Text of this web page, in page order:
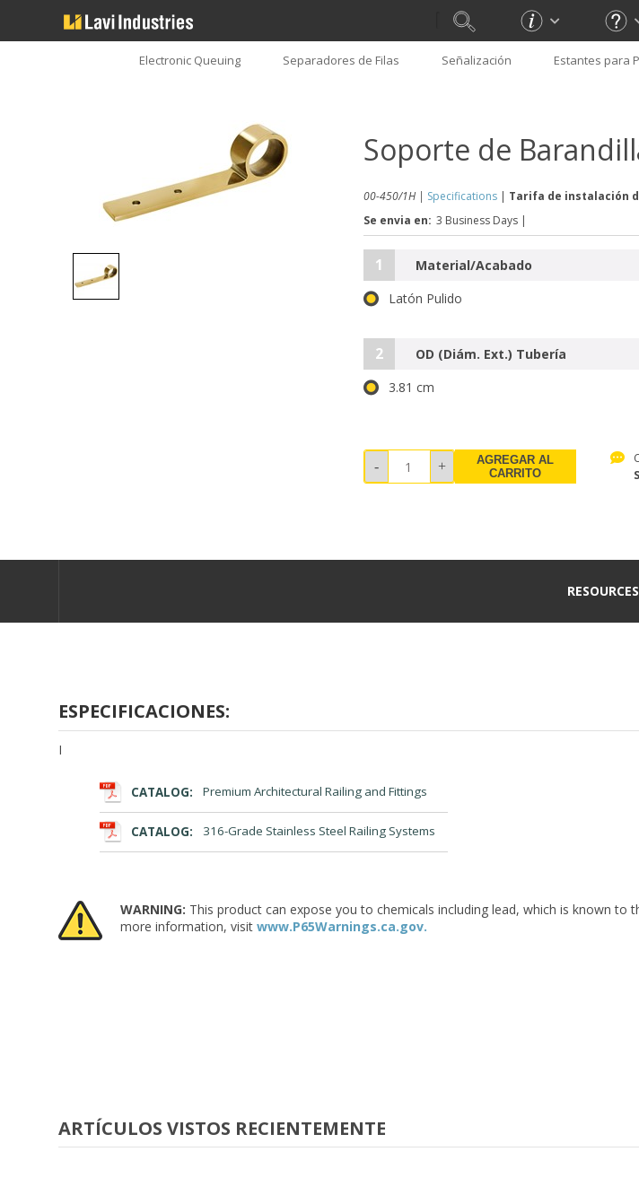
Electronic Queuing Separadores de Filas Señalización Estantes para
Soporte de
00-450/1H | Specifications | Tarifa de instalación
Se envia en: 3 Business Days |
1 Material/Acabado
Latón Pulido
2 OD (Diám. Ext.) Tubería
3.81 cm
AGREGAR AL
CARRITO
RESOURCES
ESPECIFICACIONES:
I
CATALOG: Premium Architectural Railing and Fittings
CATALOG: 316-Grade Stainless Steel Railing Systems
WARNING: This product can expose you to chemicals including lead, which is known
more information, visit www.P65Warnings.ca.gov.
ARTÍCULOS VISTOS RECIENTEMENTE